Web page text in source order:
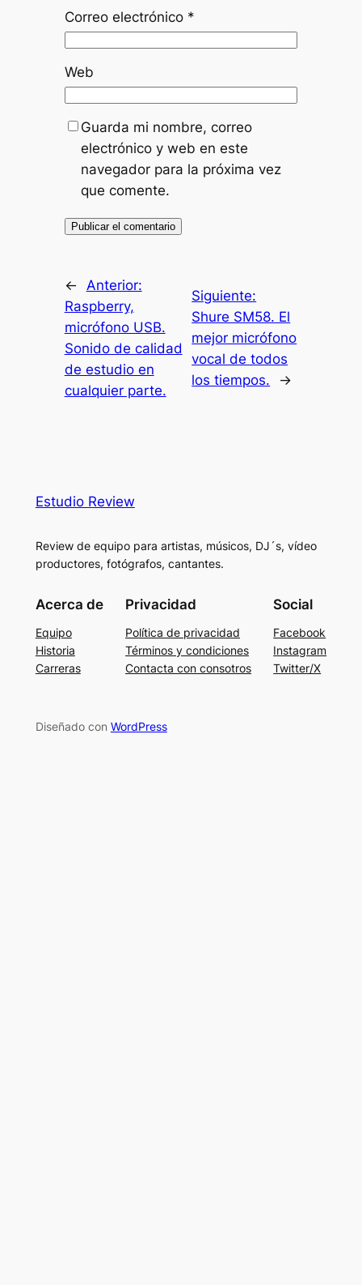
Correo electrónico *
Web
Guarda mi nombre, correo
electrónico y web en este
navegador para la próxima vez
que comente.
← Anterior:
Raspberry,
micrófono USB.
Sonido de calidad
de estudio en
cualquier parte.
Siguiente:
Shure SM58. El
mejor micrófono
vocal de todos
los tiempos.
→
Estudio Review
Review de equipo para artistas, músicos, DJ´s, vídeo
productores, fotógrafos, cantantes.
Acerca de
Equipo
Historia
Carreras
Privacidad
Política de privacidad
Términos y condiciones
Contacta con consotros
Social
Facebook
Instagram
Twitter/X
Diseñado con WordPress